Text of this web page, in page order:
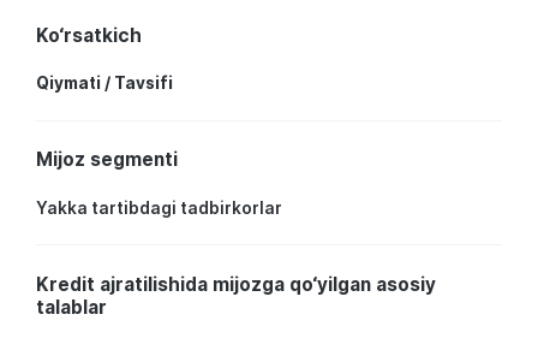
Ko‘rsatkich
Qiymati / Tavsifi
Mijoz segmenti
Yakka tartibdagi tadbirkorlar
Kredit ajratilishida mijozga qo‘yilgan asosiy
talablar